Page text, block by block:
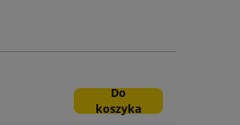
Do
koszyka